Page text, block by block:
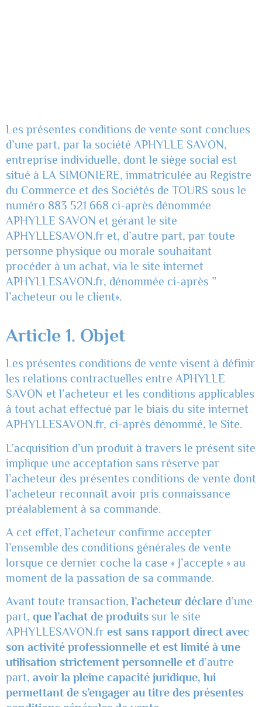
Les présentes conditions de vente sont conclues
d’une part, par la société APHYLLE SAVON,
entreprise individuelle, dont le siège social est
situé à LA SIMONIERE, immatriculée au Registre
du Commerce et des Sociétés de TOURS sous le
numéro 883 521 668 ci-après dénommée
APHYLLE SAVON et gérant le site
APHYLLESAVON.fr et, d’autre part, par toute
personne physique ou morale souhaitant
procéder à un achat, via le site internet
APHYLLESAVON.fr, dénommée ci-après ”
l’acheteur ou le client».
Article 1. Objet
Les présentes conditions de vente visent à définir
les relations contractuelles entre APHYLLE
SAVON et l’acheteur et les conditions applicables
à tout achat effectué par le biais du site internet
APHYLLESAVON.fr, ci-après dénommé, le Site.
L’acquisition d’un produit à travers le présent site
implique une acceptation sans réserve par
l’acheteur des présentes conditions de vente dont
l’acheteur reconnaît avoir pris connaissance
préalablement à sa commande.
A cet effet, l’acheteur confirme accepter
l’ensemble des conditions générales de vente
lorsque ce dernier coche la case « J’accepte » au
moment de la passation de sa commande.
Avant toute transaction,l’acheteur déclare d’une
part, que l’achat de produits sur le site
APHYLLESAVON.fr est sans rapport direct avec
son activité professionnelle et est limité à une
utilisation strictement personnelle et d’autre
part, avoir la pleine capacité juridique, lui
permettant de s’engager au titre des présentes